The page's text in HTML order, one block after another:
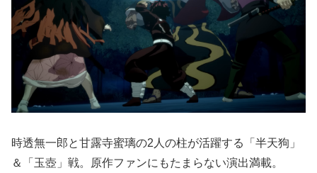
時透無一郎と甘露寺蜜璃の2人の柱が活躍する「半天狗」
＆「玉壺」戦。原作ファンにもたまらない演出満載。